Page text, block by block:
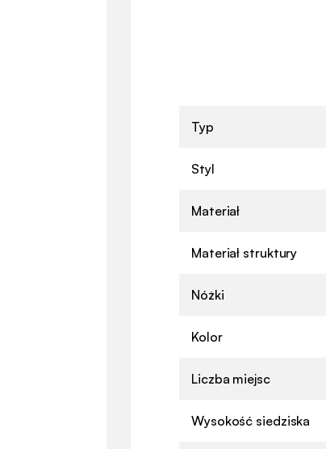
Typ
Styl
Materiał
Materiał struktury
Nóżki
Kolor
Liczba miejsc
Wysokość siedziska